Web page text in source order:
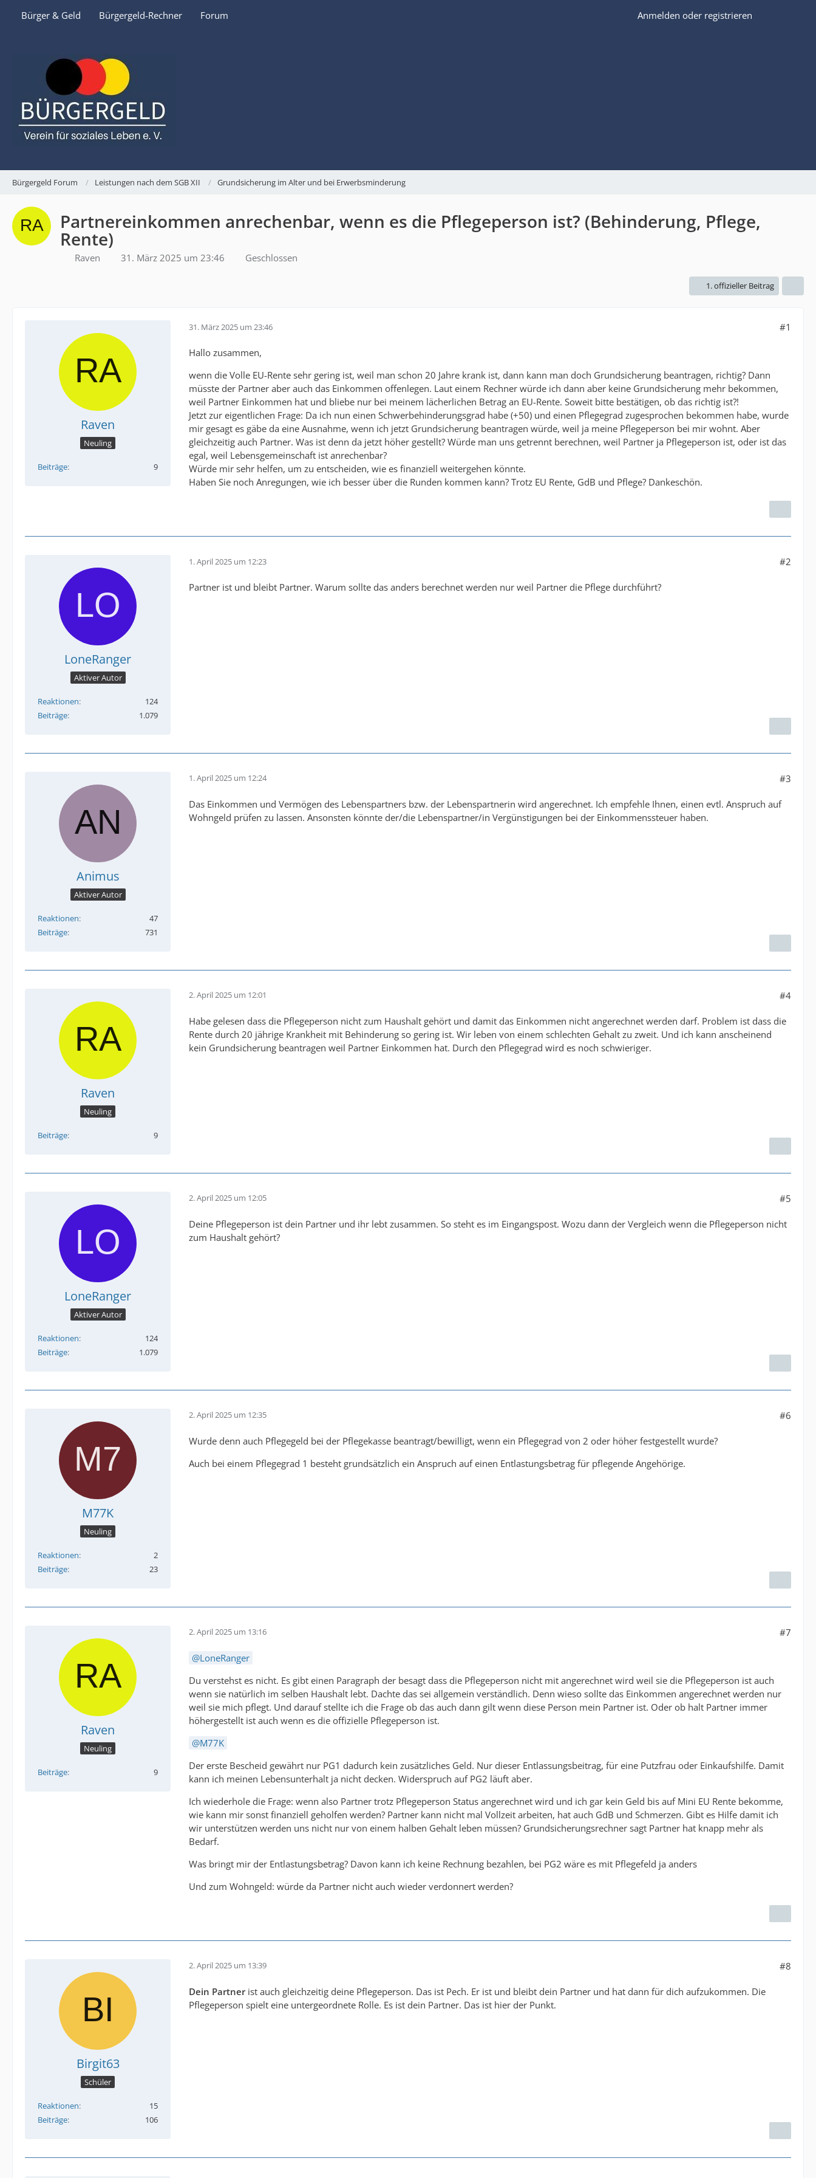
Bürger & Geld Bürgergeld-Rechner Forum Anmelden oder registrieren
Bürgergeld Forum Leistungen nach dem SGB XII Grundsicherung im Alter und bei Erwerbsminderung
Partnereinkommen anrechenbar, wenn es die Pflegeperson ist? (Behinderung, Pflege,
Rente)
Raven 31. März 2025 um 23:46 Geschlossen
1. offizieller Beitrag
Raven
Neuling
Beiträge 9
31. März 2025 um 23:46 #1
Hallo zusammen,
wenn die Volle EU-Rente sehr gering ist, weil man schon 20 Jahre krank ist, dann kann man doch Grundsicherung beantragen, richtig? Dann
müsste der Partner aber auch das Einkommen offenlegen. Laut einem Rechner würde ich dann aber keine Grundsicherung mehr bekommen,
weil Partner Einkommen hat und bliebe nur bei meinem lächerlichen Betrag an EU-Rente. Soweit bitte bestätigen, ob das richtig ist?!
Jetzt zur eigentlichen Frage: Da ich nun einen Schwerbehinderungsgrad habe (+50) und einen Pflegegrad zugesprochen bekommen habe, wurde
mir gesagt es gäbe da eine Ausnahme, wenn ich jetzt Grundsicherung beantragen würde, weil ja meine Pflegeperson bei mir wohnt. Aber
gleichzeitig auch Partner. Was ist denn da jetzt höher gestellt? Würde man uns getrennt berechnen, weil Partner ja Pflegeperson ist, oder ist das
egal, weil Lebensgemeinschaft ist anrechenbar?
Würde mir sehr helfen, um zu entscheiden, wie es finanziell weitergehen könnte.
Haben Sie noch Anregungen, wie ich besser über die Runden kommen kann? Trotz EU Rente, GdB und Pflege? Dankeschön.
LoneRanger
Aktiver Autor
Reaktionen
124
Beiträge
1.079
1. April 2025 um 12:23 #2
Partner ist und bleibt Partner. Warum sollte das anders berechnet werden nur weil Partner die Pflege durchführt?
Animus
Aktiver Autor
Reaktionen
47
Beiträge
731
1. April 2025 um 12:24 #3
Das Einkommen und Vermögen des Lebenspartners bzw. der Lebenspartnerin wird angerechnet. Ich empfehle Ihnen, einen evtl. Anspruch auf
Wohngeld prüfen zu lassen. Ansonsten könnte der/die Lebenspartner/in Vergünstigungen bei der Einkommenssteuer haben.
Raven
Neuling
Beiträge 9
2. April 2025 um 12:01 #4
Habe gelesen dass die Pflegeperson nicht zum Haushalt gehört und damit das Einkommen nicht angerechnet werden darf. Problem ist dass die
Rente durch 20 jährige Krankheit mit Behinderung so gering ist. Wir leben von einem schlechten Gehalt zu zweit. Und ich kann anscheinend
kein Grundsicherung beantragen weil Partner Einkommen hat. Durch den Pflegegrad wird es noch schwieriger.
LoneRanger
Aktiver Autor
Reaktionen
124
Beiträge
1.079
2. April 2025 um 12:05 #5
Deine Pflegeperson ist dein Partner und ihr lebt zusammen. So steht es im Eingangspost. Wozu dann der Vergleich wenn die Pflegeperson nicht
zum Haushalt gehört?
M77K
Neuling
Reaktionen
2
Beiträge
23
2. April 2025 um 12:35 #6
Wurde denn auch Pflegegeld bei der Pflegekasse beantragt/bewilligt, wenn ein Pflegegrad von 2 oder höher festgestellt wurde?
Auch bei einem Pflegegrad 1 besteht grundsätzlich ein Anspruch auf einen Entlastungsbetrag für pflegende Angehörige.
Raven
Neuling
Beiträge 9
2. April 2025 um 13:16 #7
LoneRanger
Du verstehst es nicht. Es gibt einen Paragraph der besagt dass die Pflegeperson nicht mit angerechnet wird weil sie die Pflegeperson ist auch
wenn sie natürlich im selben Haushalt lebt. Dachte das sei allgemein verständlich. Denn wieso sollte das Einkommen angerechnet werden nur
weil sie mich pflegt. Und darauf stellte ich die Frage ob das auch dann gilt wenn diese Person mein Partner ist. Oder ob halt Partner immer
höhergestellt ist auch wenn es die offizielle Pflegeperson ist.
M77K
Der erste Bescheid gewährt nur PG1 dadurch kein zusätzliches Geld. Nur dieser Entlassungsbeitrag, für eine Putzfrau oder Einkaufshilfe. Damit
kann ich meinen Lebensunterhalt ja nicht decken. Widerspruch auf PG2 läuft aber.
Ich wiederhole die Frage: wenn also Partner trotz Pflegeperson Status angerechnet wird und ich gar kein Geld bis auf Mini EU Rente bekomme,
wie kann mir sonst finanziell geholfen werden? Partner kann nicht mal Vollzeit arbeiten, hat auch GdB und Schmerzen. Gibt es Hilfe damit ich
wir unterstützen werden uns nicht nur von einem halben Gehalt leben müssen? Grundsicherungsrechner sagt Partner hat knapp mehr als
Bedarf.
Was bringt mir der Entlastungsbetrag? Davon kann ich keine Rechnung bezahlen, bei PG2 wäre es mit Pflegefeld ja anders
Und zum Wohngeld: würde da Partner nicht auch wieder verdonnert werden?
Birgit63
Schüler
Reaktionen
15
Beiträge
106
2. April 2025 um 13:39 #8
Dein Partnerist auch gleichzeitig deine Pflegeperson. Das ist Pech. Er ist und bleibt dein Partner und hat dann für dich aufzukommen. Die
Pflegeperson spielt eine untergeordnete Rolle. Es ist dein Partner. Das ist hier der Punkt.